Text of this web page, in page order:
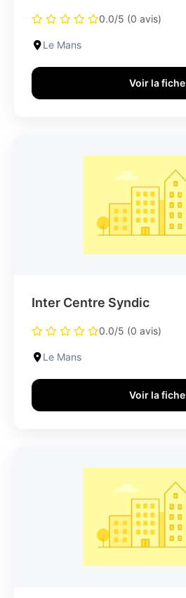
0.0/5 (0 avis)
Le Mans
Voir la fiche
Inter Centre Syndic
0.0/5 (0 avis)
Le Mans
Voir la fiche